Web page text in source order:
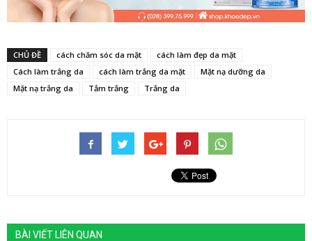
CHỦ ĐỀ cách chăm sóc da mặt
cách làm đẹp da mặt
Cách làm trắng da
cách làm trắng da mặt
Mặt nạ dưỡng da
Mặt nạ trắng da
Tắm trắng Trắng da
BÀI VIẾT LIÊN QUAN